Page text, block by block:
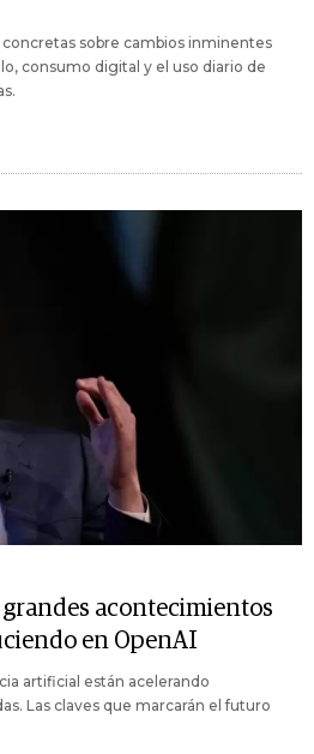
sobre cambios inminentes
consumo digital y el uso diario de
grandes acontecimientos
en OpenAI
artificial están acelerando
Las claves que marcarán el futuro